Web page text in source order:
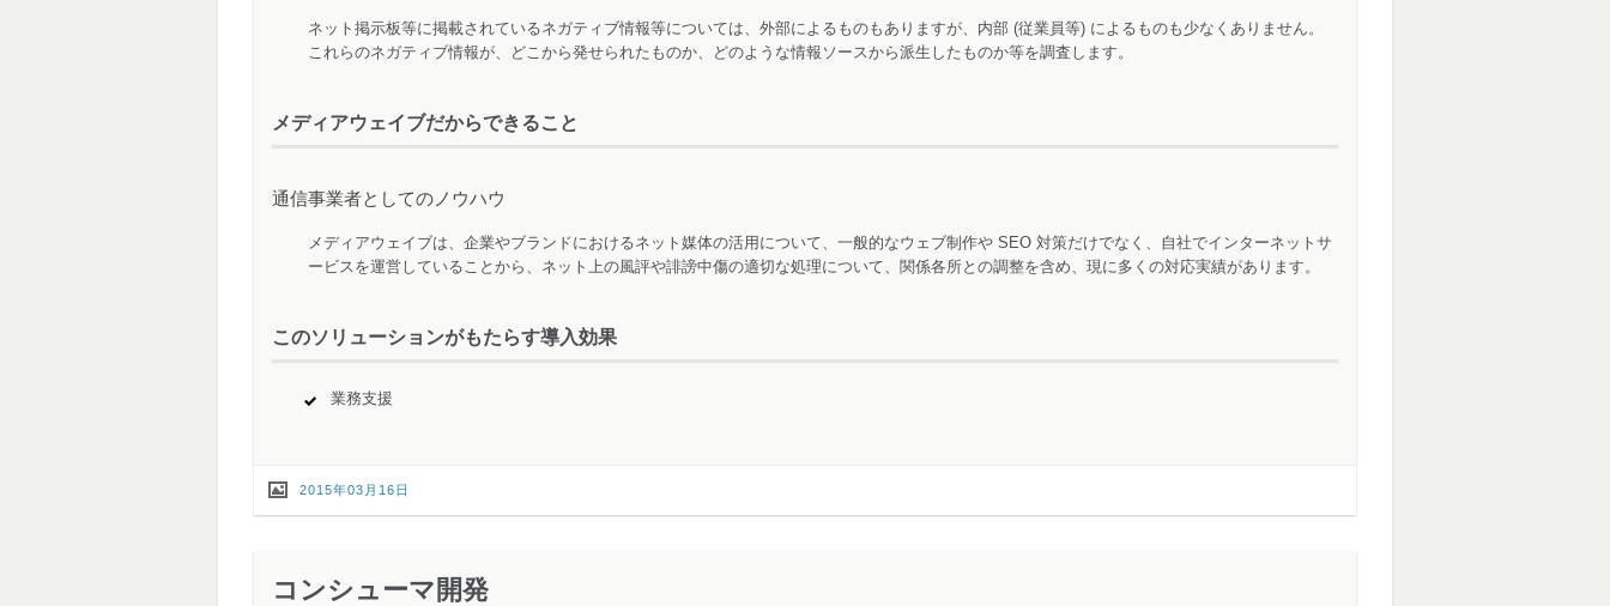
ネット掲示板等に掲載されているネガティブ情報等については、外部によるものもありますが、内部 (従業員等) によるものも少なくありません。
これらのネガティブ情報が、どこから発せられたものか、どのような情報ソースから派生したものか等を調査します。
メディアウェイブだからできること
通信事業者としてのノウハウ
メディアウェイブは、企業やブランドにおけるネット媒体の活用について、一般的なウェブ制作や SEO 対策だけでなく、自社でインターネットサ
ービスを運営していることから、ネット上の風評や誹謗中傷の適切な処理について、関係各所との調整を含め、現に多くの対応実績があります。
このソリューションがもたらす導入効果
業務支援
2015年03月16日
コンシューマ開発